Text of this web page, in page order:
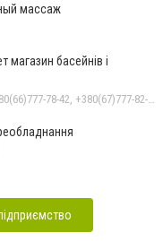
массаж
магазин басейнів і